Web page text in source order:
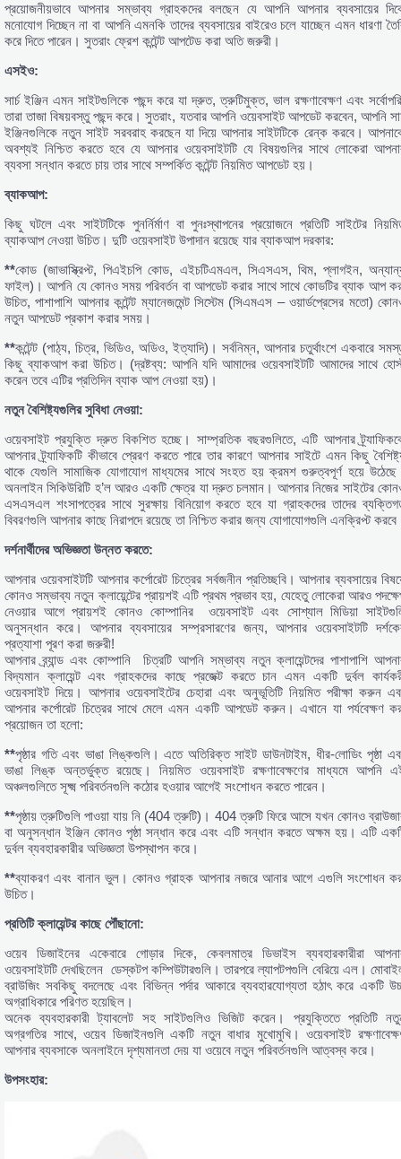
প্রয়োজনীয়ভাবে আপনার সম্ভাব্য গ্রাহকদের বলছেন যে আপনি আপনার ব্যবসায়ের
মনোযোগ দিচ্ছেন না বা আপনি এমনকি তাদের ব্যবসায়ের বাইরেও চলে যাচ্ছেন এমন ধারণা
করে দিতে পারেন। সুতরাং ফ্রেশ কন্টেন্ট আপটেড করা অতি জরুরী।
এসইও:
সার্চ ইঞ্জিন এমন সাইটগুলিকে পছন্দ করে যা দ্রুত, ত্রুটিমুক্ত, ভাল রক্ষণাবেক্ষণ এবং
তারা তাজা বিষয়বস্তু পছন্দ করে। সুতরাং, যতবার আপনি ওয়েবসাইট আপডেট করবেন, আপনি
ইঞ্জিনগুলিকে নতুন সাইট সরবরাহ করছেন যা দিয়ে আপনার সাইটটিকে রেন্ক করবে।
অবশ্যই নিশ্চিত করতে হবে যে আপনার ওয়েবসাইটটি যে বিষয়গুলির সাথে লোকেরা
ব্যবসা সন্ধান করতে চায় তার সাথে সম্পর্কিত কন্টেন্ট নিয়মিত আপডেট হয়।
ব্যাকআপ:
কিছু ঘটলে এবং সাইটটিকে পুনর্নির্মাণ বা পুনঃস্থাপনের প্রয়োজনে প্রতিটি সাইটের
ব্যাকআপ নেওয়া উচিত। দুটি ওয়েবসাইট উপাদান রয়েছে যার ব্যাকআপ দরকার:
**কোড (জাভাস্ক্রিপ্ট, পিএইচপি কোড, এইচটিএমএল, সিএসএস, থিম, প্লাগইন,
ফাইল)। আপনি যে কোনও সময় পরিবর্তন বা আপডেট করার সাথে সাথে কোডটির ব্যাক আপ
উচিত, পাশাপাশি আপনার কন্টেন্ট ম্যানেজমেন্ট সিস্টেম (সিএমএস – ওয়ার্ডপ্রেসের মতো)
নতুন আপডেট প্রকাশ করার সময়।
**কন্টেন্ট (পাঠ্য, চিত্র, ভিডিও, অডিও, ইত্যাদি)। সর্বনিম্ন, আপনার চতুর্থাংশে একবারে
কিছু ব্যাকআপ করা উচিত। (দ্রষ্টব্য: আপনি যদি আমাদের ওয়েবসাইটটি আমাদের সাথে
করেন তবে এটির প্রতিদিন ব্যাক আপ নেওয়া হয়)।
নতুন বৈশিষ্ট্যগুলির সুবিধা নেওয়া:
ওয়েবসাইট প্রযুক্তি দ্রুত বিকশিত হচ্ছে। সাম্প্রতিক বছরগুলিতে, এটি আপনার
আপনার ট্র্যাফিকটি কীভাবে প্রেরণ করতে পারে তার কারণে আপনার সাইটে এমন কিছু
থাকে যেগুলি সামাজিক যোগাযোগ মাধ্যমের সাথে সংহত হয় ক্রমশ গুরুত্বপূর্ণ হয়ে
অনলাইন সিকিউরিটি হ’ল আরও একটি ক্ষেত্র যা দ্রুত চলমান। আপনার নিজের সাইটের
এসএসএল শংসাপত্রের সাথে সুরক্ষায় বিনিয়োগ করতে হবে যা গ্রাহকদের তাদের
বিবরণগুলি আপনার কাছে নিরাপদে রয়েছে তা নিশ্চিত করার জন্য যোগাযোগগুলি এনক্রিপ্ট
দর্শনার্থীদের অভিজ্ঞতা উন্নত করতে:
আপনার ওয়েবসাইটটি আপনার কর্পোরেট চিত্রের সর্বজনীন প্রতিচ্ছবি। আপনার ব্যবসায়ের
কোনও সম্ভাব্য নতুন ক্লায়েন্টের প্রায়শই এটি প্রথম প্রভাব হয়, যেহেতু লোকেরা আরও
নেওয়ার আগে প্রায়শই কোনও কোম্পানির ওয়েবসাইট এবং সোশ্যাল মিডিয়া
অনুসন্ধান করে। আপনার ব্যবসায়ের সম্প্রসারণের জন্য, আপনার ওয়েবসাইটটি
প্রত্যাশা পূরণ করা জরুরী!
আপনার ব্র্যান্ড এবং কোম্পানি চিত্রটি আপনি সম্ভাব্য নতুন ক্লায়েন্টদের পাশাপাশি
বিদ্যমান ক্লায়েন্ট এবং গ্রাহকদের কাছে প্রজেক্ট করতে চান এমন একটি দুর্বল
ওয়েবসাইট দিয়ে। আপনার ওয়েবসাইটের চেহারা এবং অনুভূতিটি নিয়মিত পরীক্ষা করুন
আপনার কর্পোরেট চিত্রের সাথে মেলে এমন একটি আপডেট করুন। এখানে যা পর্যবেক্ষণ
প্রয়োজন তা হলো:
**পৃষ্ঠার গতি এবং ভাঙা লিঙ্কগুলি। এতে অতিরিক্ত সাইট ডাউনটাইম, ধীর-লোডিং পৃষ্ঠা
ভাঙা লিঙ্ক অন্তর্ভুক্ত রয়েছে। নিয়মিত ওয়েবসাইট রক্ষণাবেক্ষণের মাধ্যমে আপনি
অঞ্চলগুলিতে সূক্ষ্ম পরিবর্তনগুলি কঠোর হওয়ার আগেই সংশোধন করতে পারেন।
**পৃষ্ঠায় ত্রুটিগুলি পাওয়া যায় নি (404 ত্রুটি)। 404 ত্রুটি ফিরে আসে যখন কোনও
বা অনুসন্ধান ইঞ্জিন কোনও পৃষ্ঠা সন্ধান করে এবং এটি সন্ধান করতে অক্ষম হয়। এটি
দুর্বল ব্যবহারকারীর অভিজ্ঞতা উপস্থাপন করে।
**ব্যাকরণ এবং বানান ভুল। কোনও গ্রাহক আপনার নজরে আনার আগে এগুলি সংশোধন
উচিত।
প্রতিটি ক্লায়েন্টর কাছে পৌঁছানো:
ওয়েব ডিজাইনের একেবারে গোড়ার দিকে, কেবলমাত্র ডিভাইস ব্যবহারকারীরা
ওয়েবসাইটটি দেখছিলেন ডেস্কটপ কম্পিউটারগুলি। তারপরে ল্যাপটপগুলি বেরিয়ে এল।
ব্রাউজিং সবকিছু বদলেছে এবং বিভিন্ন পর্দার আকারে ব্যবহারযোগ্যতা হঠাৎ করে একটি
অগ্রাধিকারে পরিণত হয়েছিল।
অনেক ব্যবহারকারী ট্যাবলেট সহ সাইটগুলিও ভিজিট করেন। প্রযুক্তিতে প্রতিটি
অগ্রগতির সাথে, ওয়েব ডিজাইনগুলি একটি নতুন বাধার মুখোমুখি। ওয়েবসাইট
আপনার ব্যবসাকে অনলাইনে দৃশ্যমানতা দেয় যা ওয়েবে নতুন পরিবর্তনগুলি আত্বস্ব করে।
উপসংহার: